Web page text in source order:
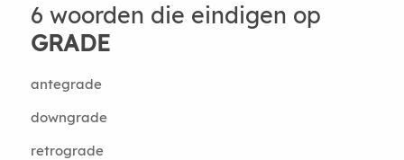
6 woorden die eindigen op
GRADE
antegrade
downgrade
retrograde